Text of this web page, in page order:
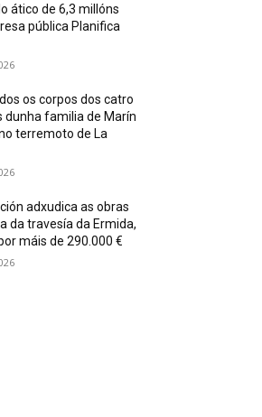
ático de 6,3 millóns
pública Planifica
os corpos dos catro
dunha familia de Marín
terremoto de La
adxudica as obras
da travesía da Ermida,
máis de 290.000 €